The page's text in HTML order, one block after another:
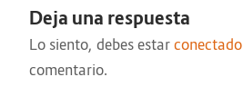
Deja una respuesta
Lo siento, debes estar conectado
comentario.